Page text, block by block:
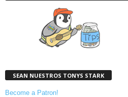
SEAN NUESTROS TONYS STARK
Become a Patron!